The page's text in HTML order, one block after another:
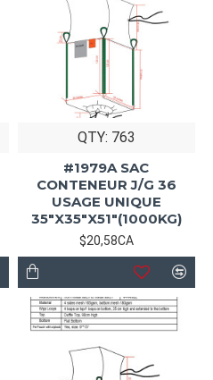
QTY: 763
#1979A SAC
CONTENEUR J/G 36
USAGE UNIQUE
35"X35"X51"(1000KG)
$20,58CA